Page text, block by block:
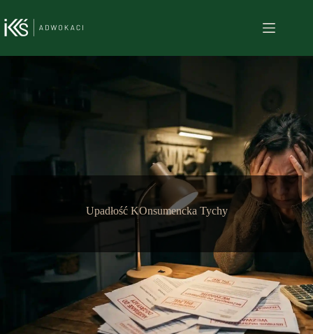
do
treści
Upadłość KOnsumencka Tychy